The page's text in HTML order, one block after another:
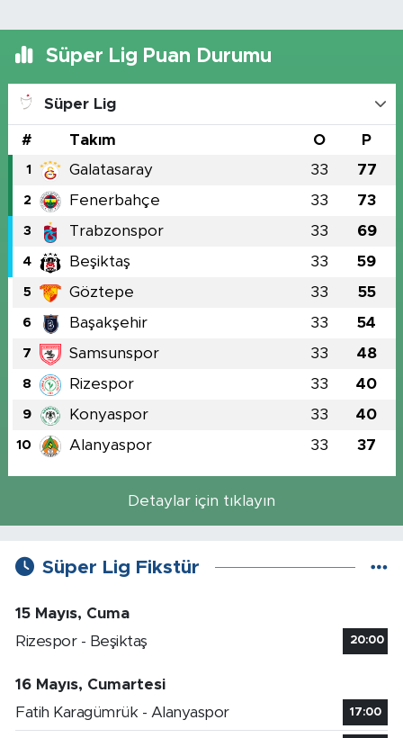
Süper Lig Puan Durumu
Süper Lig
# Takım O P
1 Galatasaray 33 77
2 Fenerbahçe 33 73
3 Trabzonspor 33 69
4 Beşiktaş 33 59
5 Göztepe 33 55
6 Başakşehir 33 54
7 Samsunspor 33 48
8 Rizespor 33 40
9 Konyaspor 33 40
10 Alanyaspor 33 37
Detaylar için tıklayın
Süper Lig Fikstür
15 Mayıs, Cuma
Rizespor - Beşiktaş
20:00
16 Mayıs, Cumartesi
Fatih Karagümrük - Alanyaspor
17:00